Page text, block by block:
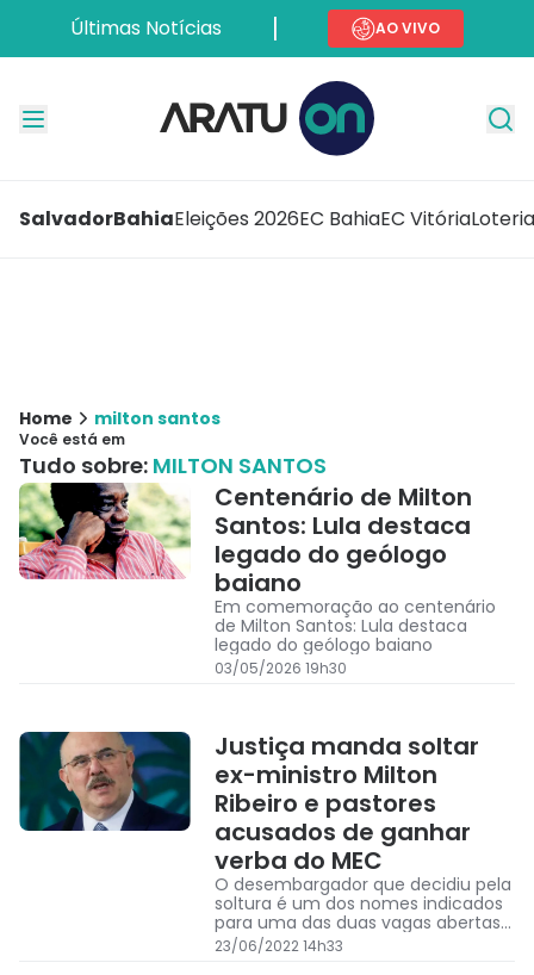
Últimas Notícias AO VIVO
SalvadorBahiaEleições 2026EC BahiaEC Vitória
Home milton santos
Você está em
Tudo sobre: MILTON SANTOS
Centenário de Milton
Santos: Lula destaca
legado do geólogo
baiano
Em comemoração ao centenário
de Milton Santos: Lula destaca
legado do geólogo baiano
03/05/2026 19h30
Justiça manda soltar
ex-ministro Milton
Ribeiro e pastores
acusados de ganhar
verba do MEC
O desembargador que decidiu pela
soltura é um dos nomes indicados
para uma das duas vagas abertas
no Superior Tribunal de Justiça
(STJ).
23/06/2022 14h33